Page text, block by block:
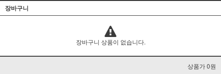
장바구니
장바구니 상품이 없습니다.
상품가 0원